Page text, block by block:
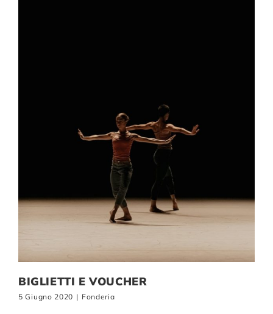
BIGLIETTI E VOUCHER
5 Giugno 2020 | Fonderia